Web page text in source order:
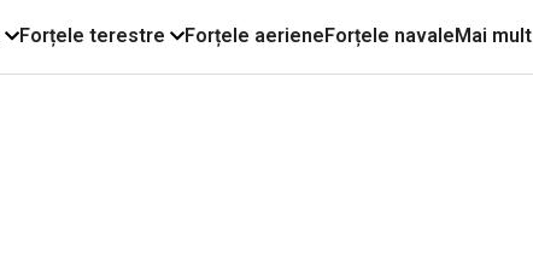
Forțele terestre Forțele aerieneForțele navaleMai mult